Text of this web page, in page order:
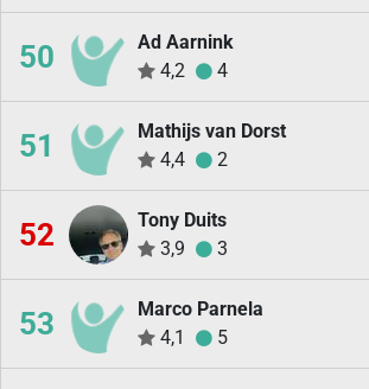
50
Ad Aarnink
4,2
4
51
Mathijs van Dorst
4,4
2
52
Tony Duits
3,9
3
53
Marco Parnela
4,1
5